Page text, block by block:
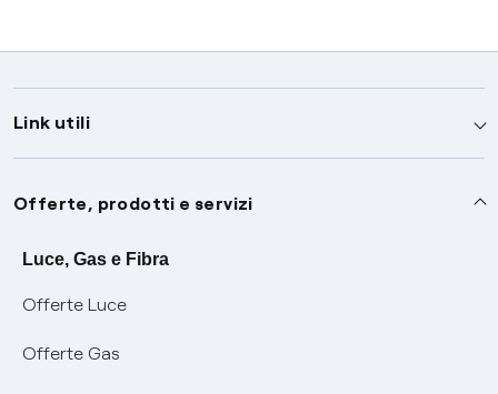
Link utili
Assistenza
Avvisi
SOS luce e gas
Conciliazioni e risoluzione delle controversie
Servizi
Offerte, prodotti e servizi
Luce, Gas e Fibra
Offerte Luce
Offerte Gas